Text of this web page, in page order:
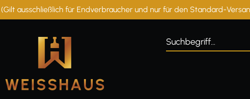
ausschließlich für Endverbraucher und nur für den Standard-